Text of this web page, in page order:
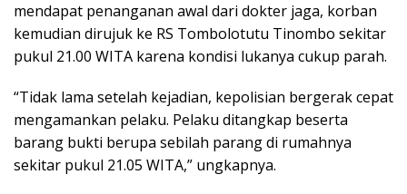
mendapat penanganan awal dari dokter jaga, korban
kemudian dirujuk ke RS Tombolotutu Tinombo sekitar
pukul 21.00 WITA karena kondisi lukanya cukup parah.
“Tidak lama setelah kejadian, kepolisian bergerak cepat
mengamankan pelaku. Pelaku ditangkap beserta
barang bukti berupa sebilah parang di rumahnya
sekitar pukul 21.05 WITA,” ungkapnya.